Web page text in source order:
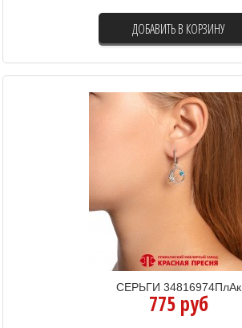
ДОБАВИТЬ В КОРЗИНУ
СЕРЬГИ 34816974ПлАк
775 руб